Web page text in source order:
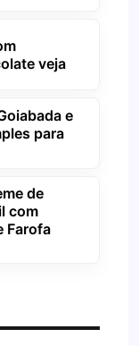
veja
e
para
de
com
Farofa